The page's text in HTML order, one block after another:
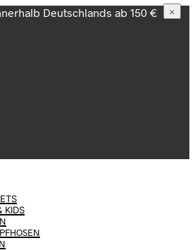
Deutschlands ab 150 €
KIDS
×